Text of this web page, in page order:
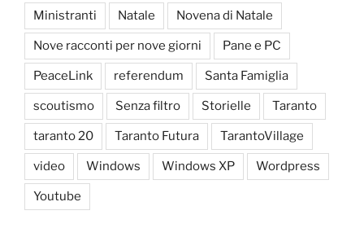
Ministranti Natale Novena di Natale
Nove racconti per nove giorni Pane e PC
PeaceLink referendum Santa Famiglia
scoutismo Senza filtro Storielle Taranto
taranto 20 Taranto Futura TarantoVillage
video Windows Windows XP Wordpress
Youtube